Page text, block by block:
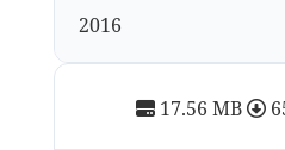
17.56 MB
2016